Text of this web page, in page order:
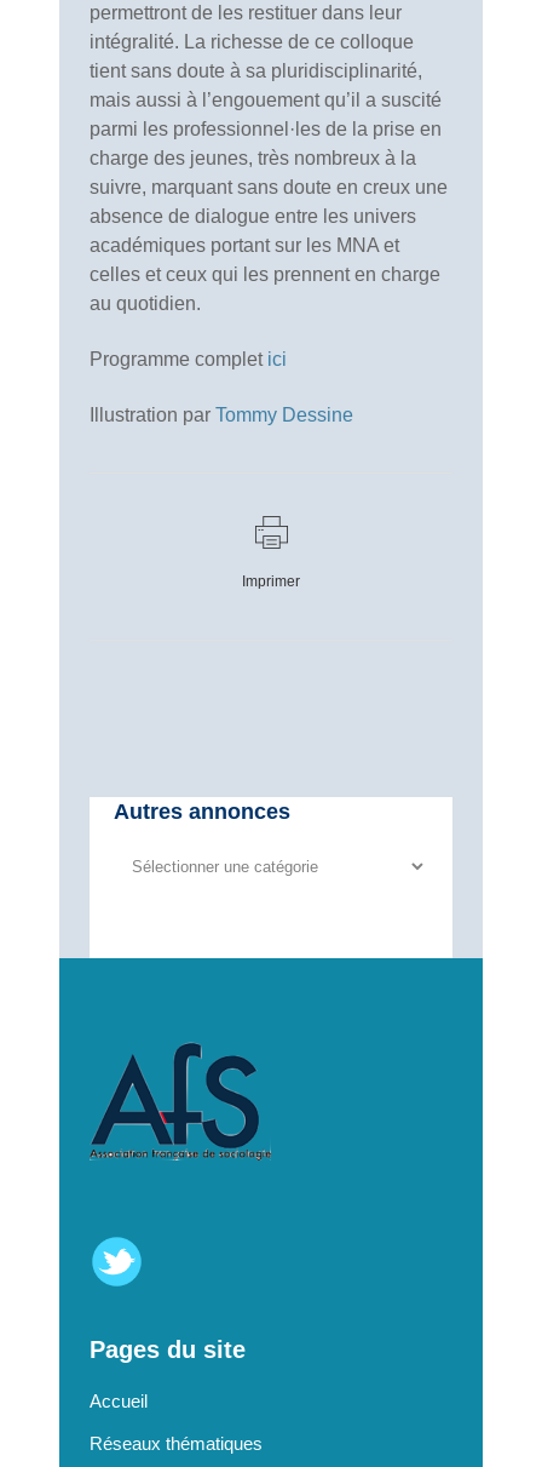
permettront de les restituer dans leur
intégralité. La richesse de ce colloque
tient sans doute à sa pluridisciplinarité,
mais aussi à l’engouement qu’il a suscité
parmi les professionnel·les de la prise en
charge des jeunes, très nombreux à la
suivre, marquant sans doute en creux une
absence de dialogue entre les univers
académiques portant sur les MNA et
celles et ceux qui les prennent en charge
au quotidien.
Programme complet ici
Illustration par Tommy Dessine
Imprimer
Autres annonces
Autres
Pages du site
Accueil
Réseaux thématiques